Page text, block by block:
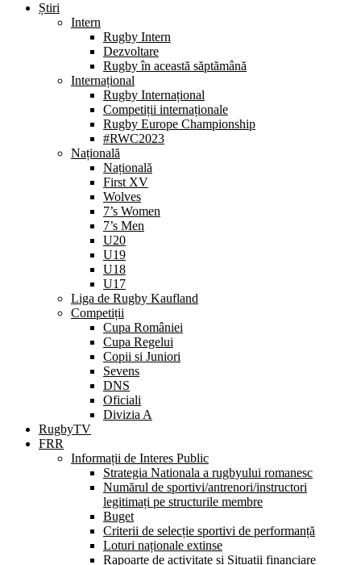
Știri
Intern
Rugby Intern
Dezvoltare
Rugby în această săptămână
Internațional
Rugby Internațional
Competiții internaționale
Rugby Europe Championship
#RWC2023
Națională
Națională
First XV
Wolves
7’s Women
7’s Men
U20
U19
U18
U17
Liga de Rugby Kaufland
Competiții
Cupa României
Cupa Regelui
Copii si Juniori
Sevens
DNS
Oficiali
Divizia A
RugbyTV
FRR
Informații de Interes Public
Strategia Nationala a rugbyului romanesc
Numărul de sportivi/antrenori/instructori
legitimați pe structurile membre
Buget
Criterii de selecție sportivi de performanță
Loturi naționale extinse
Rapoarte de activitate și Situații financiare